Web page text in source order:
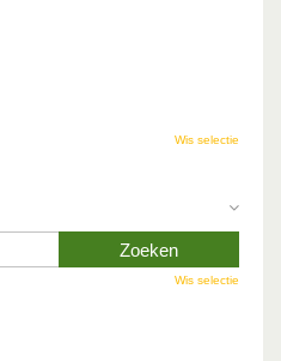
Wis selectie
Wis selectie